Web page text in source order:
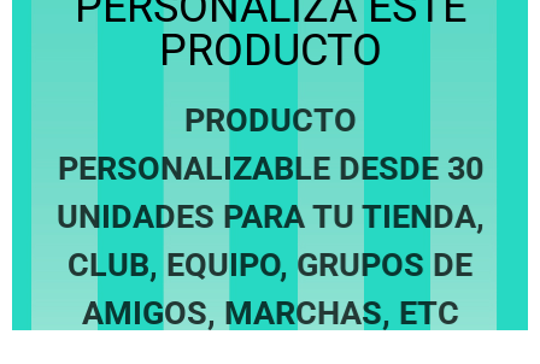
PRODUCTO
PRODUCTO
PERSONALIZABLE DESDE 30
UNIDADES PARA TU TIENDA,
CLUB, EQUIPO, GRUPOS DE
AMIGOS, MARCHAS, ETC
PERSONALIZACIONES
LEER MÁS